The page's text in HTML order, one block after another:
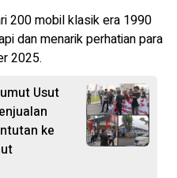
200 mobil klasik era 1990
dan menarik perhatian para
2025.
Usut
ke